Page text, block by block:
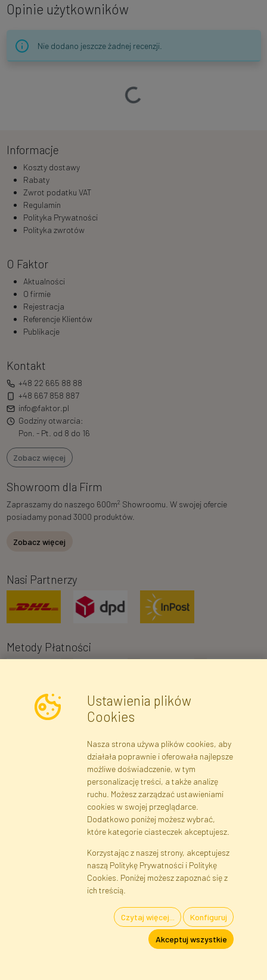
Opinie użytkowników
Nie dodano jeszcze żadnej recenzji.
Ładowanie…
Informacje
Koszty dostawy
Rabaty
Zwrot podatku VAT
Regulamin
Polityka Prywatności
Polityka zwrotów
O Faktor
Aktualności
O firmie
Rejestracja
Referencje Klientów
Publikacje
Kontakt
+48 22 665 88 88
+48 667 858 887
info@faktor.pl
Godziny otwarcia:
Pon. - Pt. od 8 do 16
Zobacz więcej
Showroom dla Firm
Zapraszamy do naszego 600m2 Showroomu. W swojej ofercie
posiadamy ponad 3000 produktów.
Zobacz więcej
Nasi Partnerzy
Metody Płatności
Zapisz się
Dane rejestrowe Regulamin
Polityka Prywatności
Pomoc
Mapa serwisu
Cookies Język
Kwiaty i Rośliny Sztuczne · Hurtownia i Sklep Internetowy · Bezpośredni
Importer · Warszawa, Błonie
Ustawienia plików
Cookies
Nasza strona używa plików cookies, aby
działała poprawnie i oferowała najlepsze
możliwe doświadczenie, w tym
personalizację treści, a także analizę
ruchu. Możesz zarządzać ustawieniami
cookies w swojej przeglądarce.
Dodatkowo poniżej możesz wybrać,
które kategorie ciasteczek akceptujesz.
Korzystając z naszej strony, akceptujesz
naszą Politykę Prywatności i Politykę
Cookies. Poniżej możesz zapoznać się z
ich treścią.
Czytaj więcej... Konfiguruj
Akceptuj wszystkie